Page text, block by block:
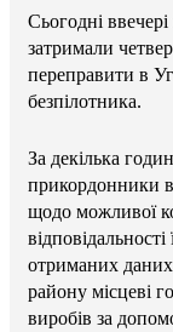
Сьогодні
затримали
переправити в
безпілотника.
За декілька
прикордонники
щодо можливої
отриманих
району місцеві
виробів за